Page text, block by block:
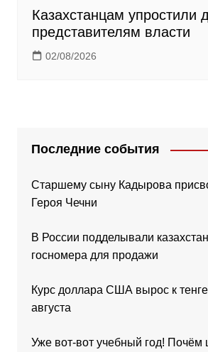
Казахстанцам упростили
представителям власти
02/08/2026
Последние события
Старшему сыну Кадырова
Героя Чечни
В России подделывали
госномера для продажи
Курс доллара США вырос к
августа
Уже вот-вот учебный год! Почём